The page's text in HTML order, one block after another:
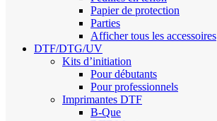
Papier de protection
Parties
Afficher tous les accessoires
DTF/DTG/UV
Kits d’initiation
Pour débutants
Pour professionnels
Imprimantes DTF
B-Que